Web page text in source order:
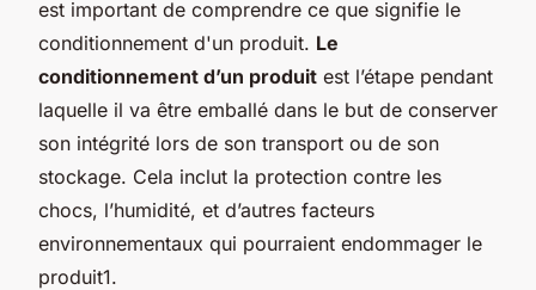
est important de comprendre ce que signifie le
conditionnement d'un produit. Le
conditionnement d’un produit est l’étape pendant
laquelle il va être emballé dans le but de conserver
son intégrité lors de son transport ou de son
stockage. Cela inclut la protection contre les
chocs, l’humidité, et d’autres facteurs
environnementaux qui pourraient endommager le
produit1.